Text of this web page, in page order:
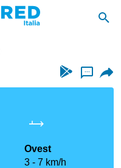
...
Ovest
3
7 km/h